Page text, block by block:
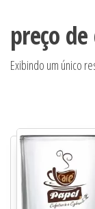
preço
Exibindo um único